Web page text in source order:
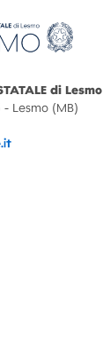
di Lesmo
Lesmo (MB)